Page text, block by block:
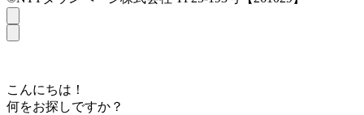
こんにちは！
何をお探しですか？